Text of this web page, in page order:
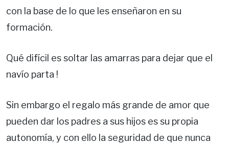
con la base de lo que les enseñaron en su
formación.
Qué difícil es soltar las amarras para dejar que el
navío parta !
Sin embargo el regalo más grande de amor que
pueden dar los padres a sus hijos es su propia
autonomía, y con ello la seguridad de que nunca